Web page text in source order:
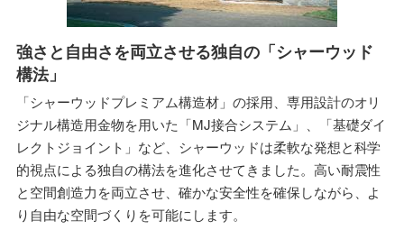
強さと自由さを両立させる独自の「シャーウッド
構法」
「シャーウッドプレミアム構造材」の採用、専用設計のオリ
ジナル構造用金物を用いた「MJ接合システム」、「基礎ダイ
レクトジョイント」など、シャーウッドは柔軟な発想と科学
的視点による独自の構法を進化させてきました。高い耐震性
と空間創造力を両立させ、確かな安全性を確保しながら、よ
り自由な空間づくりを可能にします。